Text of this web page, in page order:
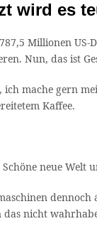
wird es
787,5 Millionen
Nun, das ist
mache gern
Kaffee.
neue Welt
das nicht